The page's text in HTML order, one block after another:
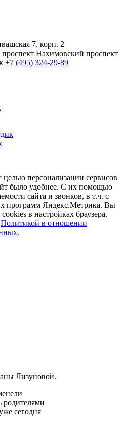
7, корп. 2
Нахимовский проспект
+7 (495) 324-29-89
целью персонализации сервисов
было удобнее. С их помощью
сайта и звонков, в т.ч. с
программ Яндекс.Метрика. Вы
в настройках браузера.
Политикой в отношении
.
Лизуновой.
родителями
сегодня